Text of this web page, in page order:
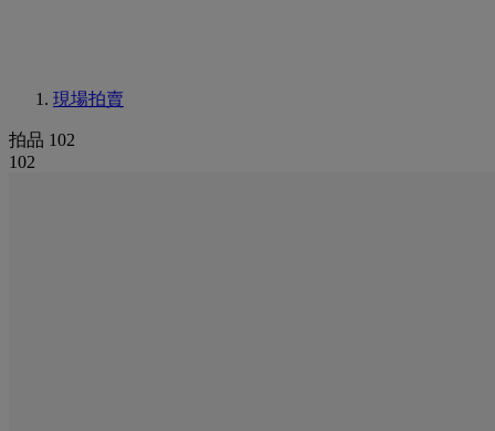
現場拍賣
拍品 102
102